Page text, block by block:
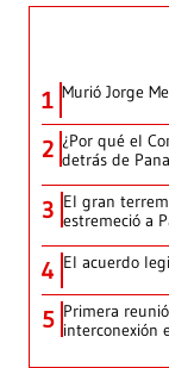
1 Murió Jorge
2 ¿Por qué el
detrás de
3 El gran
estremeció a
4 El acuerdo
5 Primera
interconexión